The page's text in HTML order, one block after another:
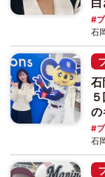
白
石
の
石